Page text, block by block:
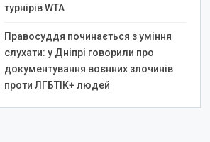
турнірів WTA
Правосуддя починається з уміння
слухати: у Дніпрі говорили про
документування воєнних злочинів
проти ЛГБТІК+ людей